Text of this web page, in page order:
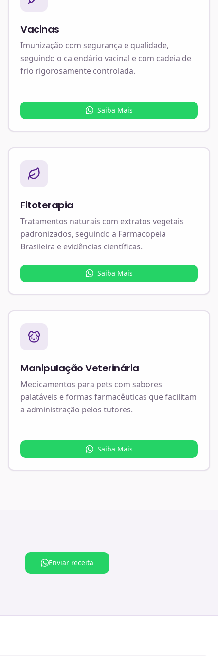
Vacinas
Imunização com segurança e qualidade,
seguindo o calendário vacinal e com cadeia de
frio rigorosamente controlada.
Saiba Mais
Fitoterapia
Tratamentos naturais com extratos vegetais
padronizados, seguindo a Farmacopeia
Brasileira e evidências científicas.
Saiba Mais
Manipulação Veterinária
Medicamentos para pets com sabores
palatáveis e formas farmacêuticas que facilitam
a administração pelos tutores.
Saiba Mais
Enviar receita